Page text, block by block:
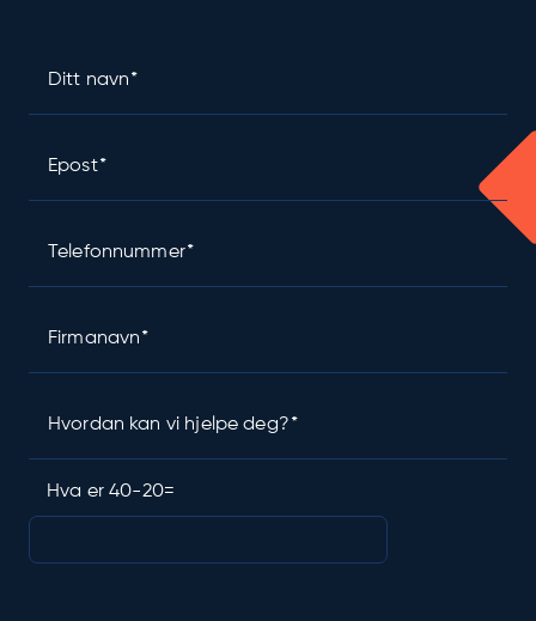
Ditt navn
Epost
Telefonnummer
Firmanavn
Hvordan kan vi hjelpe deg?
Hva er 40-20=